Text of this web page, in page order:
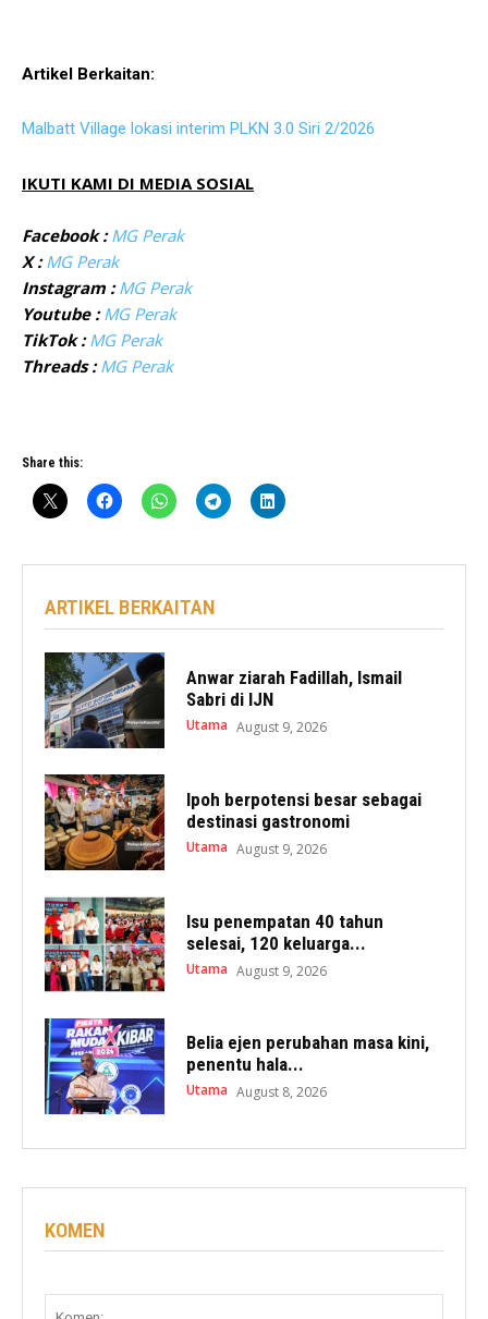
Artikel Berkaitan:
Malbatt Village lokasi interim PLKN 3.0 Siri 2/2026
IKUTI KAMI DI MEDIA SOSIAL
Facebook : MG Perak
X : MG Perak
Instagram : MG Perak
Youtube : MG Perak
TikTok : MG Perak
Threads : MG Perak
Share this:
ARTIKEL BERKAITAN
Anwar ziarah Fadillah, Ismail
Sabri di IJN
Utama August 9, 2026
Ipoh berpotensi besar sebagai
destinasi gastronomi
Utama August 9, 2026
Isu penempatan 40 tahun
selesai, 120 keluarga...
Utama August 9, 2026
Belia ejen perubahan masa kini,
penentu hala...
Utama August 8, 2026
KOMEN